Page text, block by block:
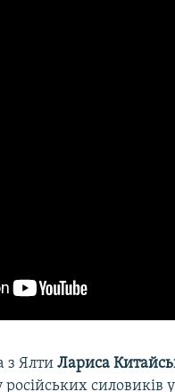
з ЯлтиЛариса
російських силовиків